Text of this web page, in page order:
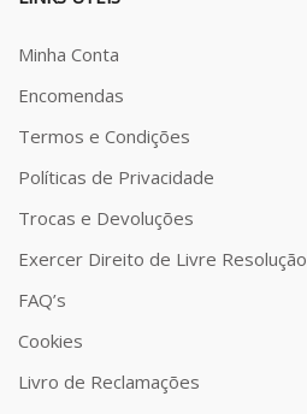
Minha Conta
Encomendas
Termos e Condições
Políticas de Privacidade
Trocas e Devoluções
Exercer Direito de Livre Resolução
FAQ’s
Cookies
Livro de Reclamações